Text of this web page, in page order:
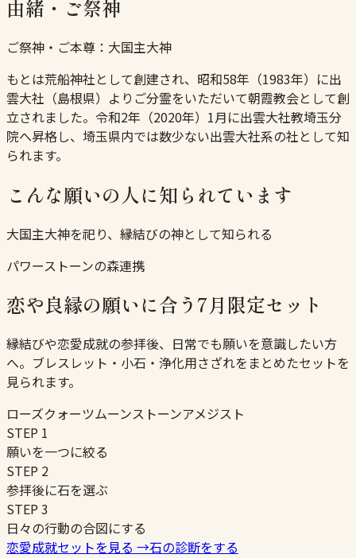
由緒・ご祭神
ご祭神・ご本尊： 大国主大神
もとは荒船神社として創建され、昭和58年（1983年）に出
雲大社（島根県）よりご分霊をいただいて朝霞教会として創
立されました。令和2年（2020年）1月に出雲大社教埼玉分
院へ昇格し、埼玉県内では数少ない出雲大社系の社として知
られます。
こんな願いの人に知られています
大国主大神を祀り、縁結びの神として知られる
パワーストーンの森連携
恋や良縁の願いに合う7月限定セット
縁結びや恋愛成就の参拝後、日常でも願いを意識したい方
へ。ブレスレット・小石・浄化用さざれをまとめたセットを
見られます。
ローズクォーツムーンストーンアメジスト
STEP 1
願いを一つに絞る
STEP 2
参拝後に石を選ぶ
STEP3
日々の行動の合図にする
恋愛成就セットを見る →石の診断をする